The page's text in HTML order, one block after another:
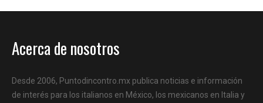
Acerca de nosotros
Desde 2006, Puntodincontro.mx publica noticias e información
de interés para los italianos en México, los mexicanos en Italia y